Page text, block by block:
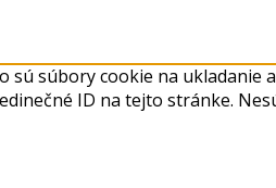
súbory cookie na
ID na tejto stránke.